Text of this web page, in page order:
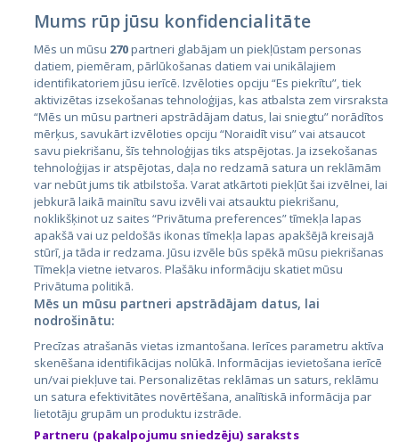
Страны
Эстония
Латвия
Литва
City24.lv
City24.ee
GetaPro.lv
GetaPro.ee
Skelbiu.lt
CVbankas.lt
Kainos.lt
Paslaugos.lt
auto24.ee
Mums rūp jūsu konfidencialitāte
Mēs un mūsu 270partneri glabājam un piekļūstam personas
datiem, piemēram, pārlūkošanas datiem vai unikālajiem
identifikatoriem jūsu ierīcē. Izvēloties opciju “Es piekrītu”, tiek
aktivizētas izsekošanas tehnoloģijas, kas atbalsta zem virsraksta
“Mēs un mūsu partneri apstrādājam datus, lai sniegtu” norādītos
mērķus, savukārt izvēloties opciju “Noraidīt visu” vai atsaucot
savu piekrišanu, šīs tehnoloģijas tiks atspējotas. Ja izsekošanas
tehnoloģijas ir atspējotas, daļa no redzamā satura un reklāmām
var nebūt jums tik atbilstoša. Varat atkārtoti piekļūt šai izvēlnei, lai
jebkurā laikā mainītu savu izvēli vai atsauktu piekrišanu,
noklikšķinot uz saites “Privātuma preferences” tīmekļa lapas
apakšā vai uz peldošās ikonas tīmekļa lapas apakšējā kreisajā
stūrī, ja tāda ir redzama. Jūsu izvēle būs spēkā mūsu piekrišanas
Tīmekļa vietne ietvaros. Plašāku informāciju skatiet mūsu
Privātuma politikā.
Mēs un mūsu partneri apstrādājam datus, lai
nodrošinātu:
Precīzas atrašanās vietas izmantošana. Ierīces parametru aktīva
skenēšana identifikācijas nolūkā. Informācijas ievietošana ierīcē
un/vai piekļuve tai. Personalizētas reklāmas un saturs, reklāmu
un satura efektivitātes novērtēšana, analītiskā informācija par
lietotāju grupām un produktu izstrāde.
Partneru (pakalpojumu sniedzēju) saraksts